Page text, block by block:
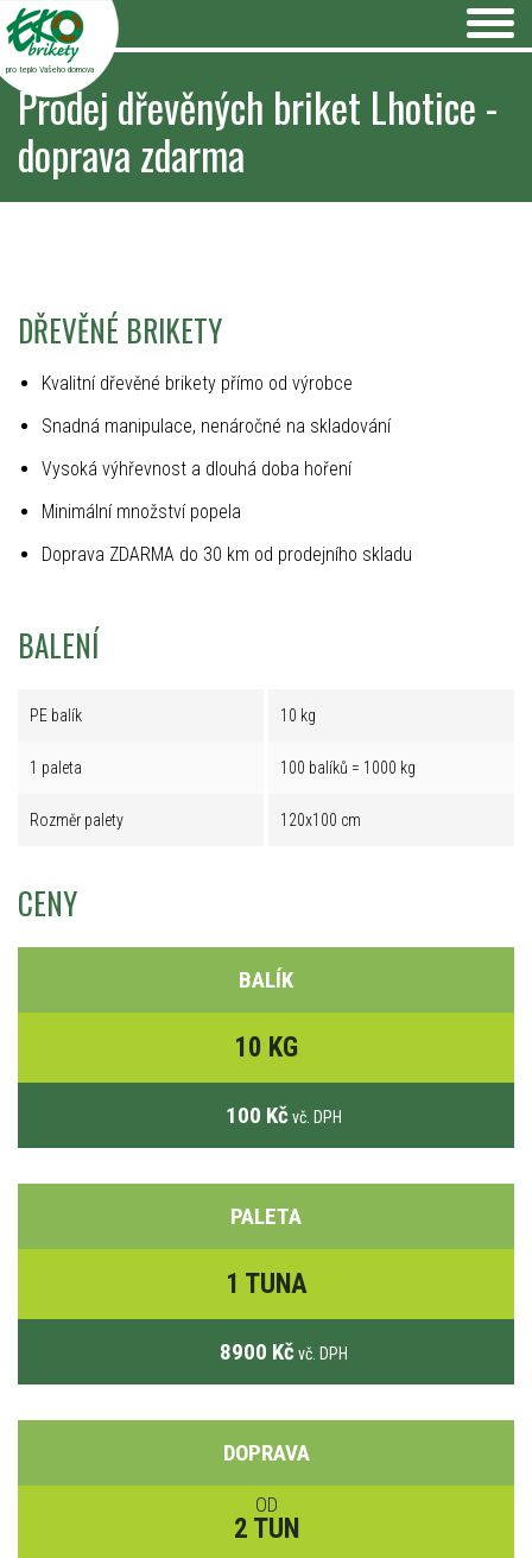
pro teplo Vašeho domova
Prodej dřevěných briket Lhotice -
doprava zdarma
DŘEVĚNÉ BRIKETY
Kvalitní dřevěné brikety přímo od výrobce
Snadná manipulace, nenáročné na skladování
Vysoká výhřevnost a dlouhá doba hoření
Minimální množství popela
Doprava ZDARMA do 30 km od prodejního skladu
BALENÍ
PE balík 10 kg
1 paleta 100 balíků = 1000 kg
Rozměr palety 120x100 cm
CENY
BALÍK
10 KG
100 Kč vč. DPH
PALETA
1 TUNA
8900 Kč vč. DPH
DOPRAVA
OD
2 TUN